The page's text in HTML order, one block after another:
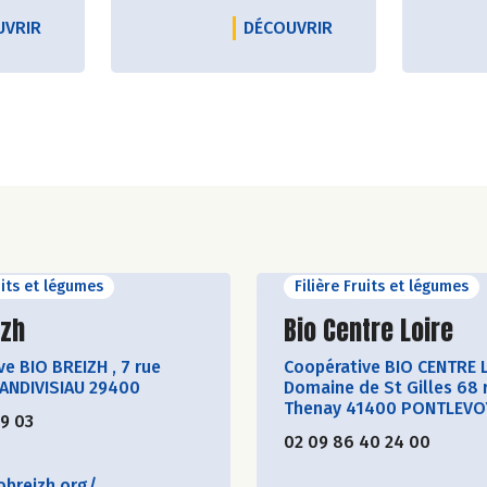
KM)
peuLE PRODUCTEUR ANANDA ET CIE (30 KM)
(produits marins
ou poissons d’eau
DÉCOUVRIR LE PRODUCTEUR
et légumes
le producteur
BIO BREIZH , 7 rue
29400
03
Filière Fruits et légumes
Découvrir le
Bio Centre Loire
Coopérative BIO CENTRE
Domaine de St Gilles 68
Thenay 41400
02 09 86 40 24 00